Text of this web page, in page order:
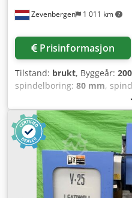
Zevenbergen 1 011 km
Prisinformasjon
Tilstand: brukt, Byggeår:
spindelboring: 80 mm,
260
akse:1 345 mm, total
mm, total bredde:2 232 mm
dokumentasjon / manual,
CNC-dreiebenk med Y-
CNC-styring MSX-850-III
Nyzgo Esha Dreiediameter
Spindelboringsdiameter 80